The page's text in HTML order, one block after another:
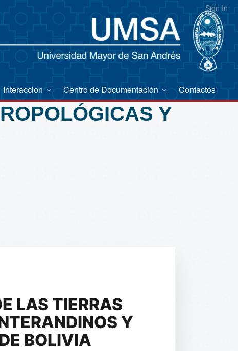
Sign In
Interaccion Centro de Documentación Contactos
Y
LAS TIERRAS
Y
BOLIVIA